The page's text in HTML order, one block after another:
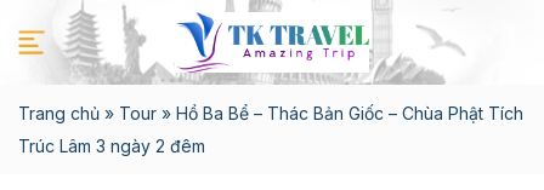
Chuyển
đến
dung
Trang chủ » Tour » Hồ Ba Bể – Thác Bản Giốc – Chùa Phật Tích
Trúc Lâm 3 ngày 2 đêm